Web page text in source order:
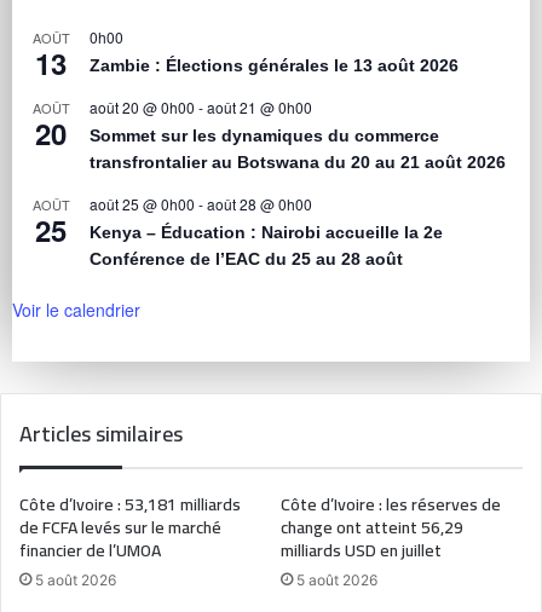
AOÛT
13
0h00
Zambie : Élections générales le 13 août 2026
AOÛT
20
août 20 @ 0h00 -août 21 @ 0h00
Sommet sur les dynamiques du commerce
transfrontalier au Botswana du 20 au 21 août 2026
AOÛT
25
août 25 @ 0h00 -août 28 @ 0h00
Kenya – Éducation : Nairobi accueille la 2e
Conférence de l’EAC du 25 au 28 août
Voir le calendrier
Articles similaires
Côte d’Ivoire : 53,181 milliards
de FCFA levés sur le marché
financier de l’UMOA
5 août 2026
Côte d’Ivoire : les réserves de
change ont atteint 56,29
milliards USD en juillet
5 août 2026